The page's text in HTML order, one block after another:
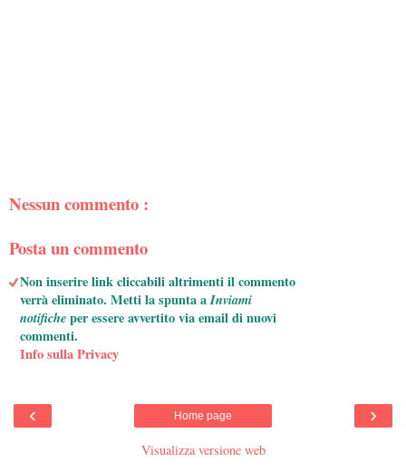
Nessun commento :
Posta un commento
Non inserire link cliccabili altrimenti il commento
verrà eliminato. Metti la spunta aInviami
notificheper essere avvertito via email di nuovi
commenti.
Info sulla Privacy
‹ ›
Home page
Visualizza versione web